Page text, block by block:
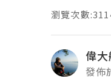
瀏覽次數
偉
發佈